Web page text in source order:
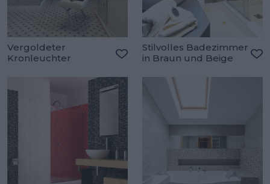
Vergoldeter
Kronleuchter
Zu den Favoriten hinzufügen
Stilvolles Badezimmer
in Braun und Beige